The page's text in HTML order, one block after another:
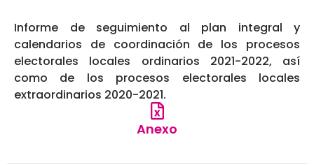
Informe de seguimiento al plan integral y
calendarios de coordinación de los procesos
electorales locales ordinarios 2021-2022, así
como de los procesos electorales locales
extraordinarios 2020-2021.
Anexo